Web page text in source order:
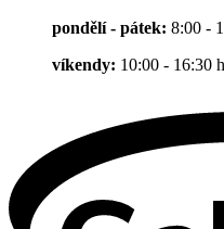
pondělí - pátek: 8:00 -
víkendy: 10:00 - 16:30